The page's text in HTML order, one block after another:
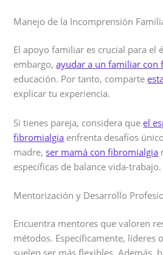
Manejo de la Incomprensión
El apoyo familiar es crucial para el
embargo,ayudar a un familiar con
educación. Por tanto, comparte
explicar tu experiencia.
Si tienes pareja, considera queel
fibromialgia enfrenta desafíos
madre, ser mamá con fibromialgia
específicas de balance vida-trabajo.
Mentorización y Desarrollo
Encuentra mentores que valoren
métodos. Específicamente, líderes
suelen ser más flexibles. Además,